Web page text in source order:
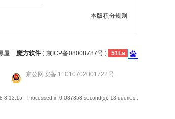
本版积分规则
屋 魔方软件 ( 京ICP备08008787号 ) 51La
京公网安备 11010702001722号
8 13:15 , Processed in 0.087353 second(s), 18 queries .